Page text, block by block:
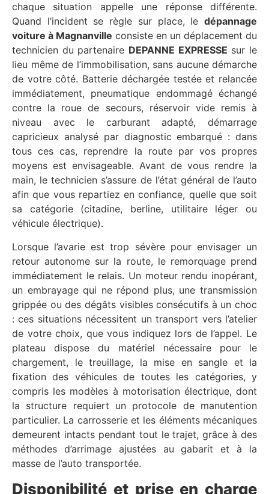
chaque situation appelle une réponse différente.
Quand l’incident se règle sur place, le dépannage
voiture à Magnanville consiste en un déplacement du
technicien du partenaire DEPANNE EXPRESSE sur le
lieu même de l’immobilisation, sans aucune démarche
de votre côté. Batterie déchargée testée et relancée
immédiatement, pneumatique endommagé échangé
contre la roue de secours, réservoir vide remis à
niveau avec le carburant adapté, démarrage
capricieux analysé par diagnostic embarqué : dans
tous ces cas, reprendre la route par vos propres
moyens est envisageable. Avant de vous rendre la
main, le technicien s’assure de l’état général de l’auto
afin que vous repartiez en confiance, quelle que soit
sa catégorie (citadine, berline, utilitaire léger ou
véhicule électrique).
Lorsque l’avarie est trop sévère pour envisager un
retour autonome sur la route, le remorquage prend
immédiatement le relais. Un moteur rendu inopérant,
un embrayage qui ne répond plus, une transmission
grippée ou des dégâts visibles consécutifs à un choc
: ces situations nécessitent un transport vers l’atelier
de votre choix, que vous indiquez lors de l’appel. Le
plateau dispose du matériel nécessaire pour le
chargement, le treuillage, la mise en sangle et la
fixation des véhicules de toutes les catégories, y
compris les modèles à motorisation électrique, dont
la structure requiert un protocole de manutention
particulier. La carrosserie et les éléments mécaniques
demeurent intacts pendant tout le trajet, grâce à des
méthodes d’arrimage ajustées au gabarit et à la
masse de l’auto transportée.
Disponibilité et prise en charge